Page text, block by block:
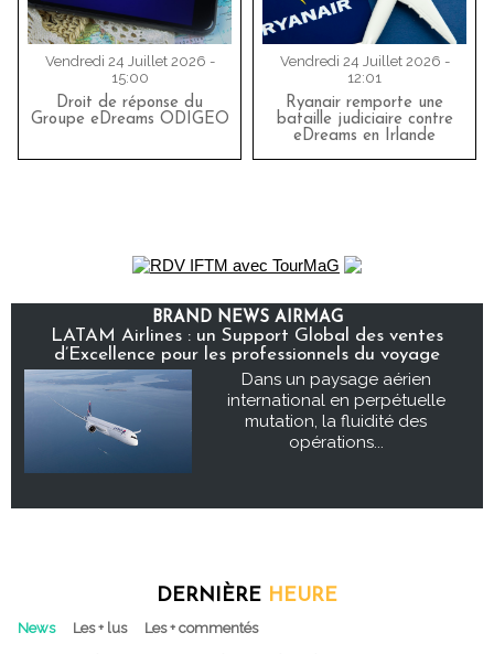
Vendredi 24 Juillet 2026 -
15:00
Droit de réponse du
Groupe eDreams ODIGEO
Vendredi 24 Juillet 2026 -
12:01
Ryanair remporte une
bataille judiciaire contre
eDreams en Irlande
BRAND NEWS AIRMAG
LATAM Airlines : un Support Global des ventes
d’Excellence pour les professionnels du voyage
Dans un paysage aérien
international en perpétuelle
mutation, la fluidité des
opérations...
DERNIÈRE HEURE
News Les + lus Les + commentés